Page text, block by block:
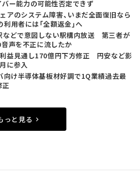
バー能力の可能性否定できず
アのシステム障害、いまだ全面復旧なら
用者には「全額返金」へ
などで意図しない駅構内放送 第三者が
声を不正に流したか
利益見通し170億円下方修正 円安など影
に参入
向け半導体基板材好調で1Q業績過去最
正
っと見る